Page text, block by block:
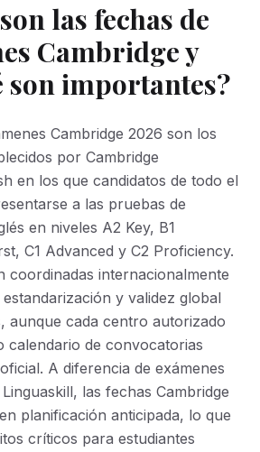
las fechas de
Cambridge y
son importantes?
Cambridge 2026 son los
por Cambridge
en los que candidatos de todo el
a las pruebas de
en niveles A2 Key, B1
C1 Advanced y C2 Proficiency.
coordinadas internacionalmente
y validez global
aunque cada centro autorizado
calendario de convocatorias
A diferencia de exámenes
las fechas Cambridge
planificación anticipada, lo que
críticos para estudiantes